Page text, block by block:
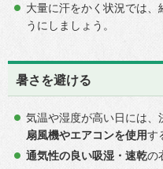
大量に汗をかく状況では、
うにしましょう。
暑さを避ける
気温や湿度が高い日には、
扇風機やエアコンを使用す
通気性の良い吸湿・速乾の